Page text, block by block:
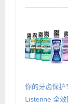
你的牙齿保护
Listerine 全